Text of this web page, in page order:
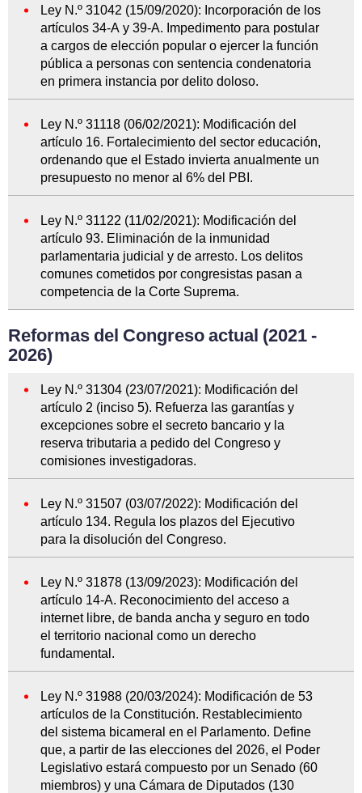
Ley N.º 31042 (15/09/2020): Incorporación de los
artículos 34-A y 39-A. Impedimento para postular
a cargos de elección popular o ejercer la función
pública a personas con sentencia condenatoria
en primera instancia por delito doloso.
Ley N.º 31118 (06/02/2021): Modificación del
artículo 16. Fortalecimiento del sector educación,
ordenando que el Estado invierta anualmente un
presupuesto no menor al 6% del PBI.
Ley N.º 31122 (11/02/2021): Modificación del
artículo 93. Eliminación de la inmunidad
parlamentaria judicial y de arresto. Los delitos
comunes cometidos por congresistas pasan a
competencia de la Corte Suprema.
Reformas del Congreso actual (2021 -
2026)
Ley N.º 31304 (23/07/2021): Modificación del
artículo 2 (inciso 5). Refuerza las garantías y
excepciones sobre el secreto bancario y la
reserva tributaria a pedido del Congreso y
comisiones investigadoras.
Ley N.º 31507 (03/07/2022): Modificación del
artículo 134. Regula los plazos del Ejecutivo
para la disolución del Congreso.
Ley N.º 31878 (13/09/2023): Modificación del
artículo 14-A. Reconocimiento del acceso a
internet libre, de banda ancha y seguro en todo
el territorio nacional como un derecho
fundamental.
Ley N.º 31988 (20/03/2024): Modificación de 53
artículos de la Constitución. Restablecimiento
del sistema bicameral en el Parlamento. Define
que, a partir de las elecciones del 2026, el Poder
Legislativo estará compuesto por un Senado (60
miembros) y una Cámara de Diputados (130